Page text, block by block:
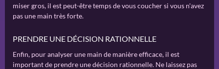
miser gros, il est peut-être temps de vous coucher si vous n'avez
pas une main très forte.
PRENDRE UNE DÉCISION RATIONNELLE
Enfin, pour analyser une main de manière efficace, il est
important de prendre une décision rationnelle. Ne laissez pas